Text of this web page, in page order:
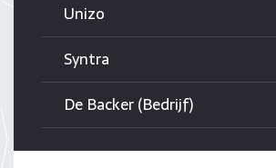
Unizo
Syntra
De Backer (Bedrijf)